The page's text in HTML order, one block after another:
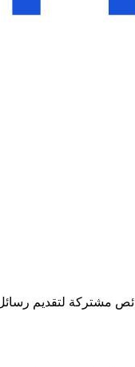
مشتركة لتقديم